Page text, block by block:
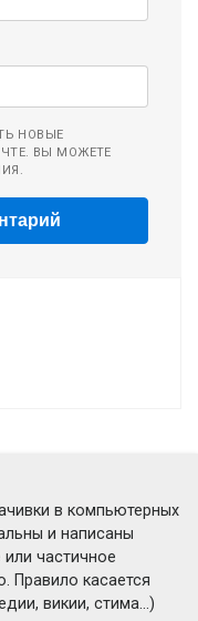
НОВЫЕ
ВЫ МОЖЕТЕ
в компьютерных
и написаны
частичное
Правило касается
викии, стима...)